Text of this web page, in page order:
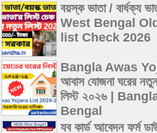
বয়স্ক ভাতা / বার্ধক্য
West Bengal
list Check 2026
Bangla Awas
আবাস যোজনা ঘরের
লিস্ট ২০২৬ |
Bengal
যব কার্ড আবেদন